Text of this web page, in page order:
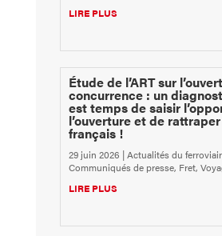
LIRE PLUS
Étude de l’ART sur
concurrence : un
est temps de saisir
l’ouverture et de
français !
29 juin 2026 |Actualités du
Communiqués de presse, Fret,
LIRE PLUS